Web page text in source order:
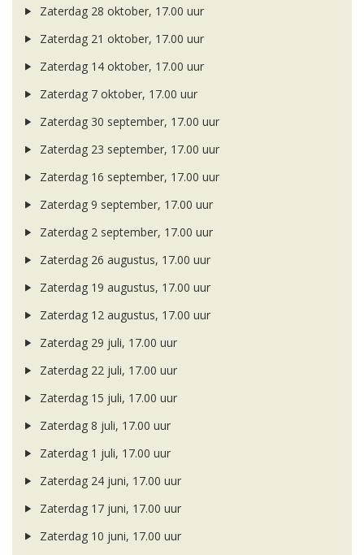
Zaterdag 28 oktober, 17.00 uur
Zaterdag 21 oktober, 17.00 uur
Zaterdag 14 oktober, 17.00 uur
Zaterdag 7 oktober, 17.00 uur
Zaterdag 30 september, 17.00 uur
Zaterdag 23 september, 17.00 uur
Zaterdag 16 september, 17.00 uur
Zaterdag 9 september, 17.00 uur
Zaterdag 2 september, 17.00 uur
Zaterdag 26 augustus, 17.00 uur
Zaterdag 19 augustus, 17.00 uur
Zaterdag 12 augustus, 17.00 uur
Zaterdag 29 juli, 17.00 uur
Zaterdag 22 juli, 17.00 uur
Zaterdag 15 juli, 17.00 uur
Zaterdag 8 juli, 17.00 uur
Zaterdag 1 juli, 17.00 uur
Zaterdag 24 juni, 17.00 uur
Zaterdag 17 juni, 17.00 uur
Zaterdag 10 juni, 17.00 uur